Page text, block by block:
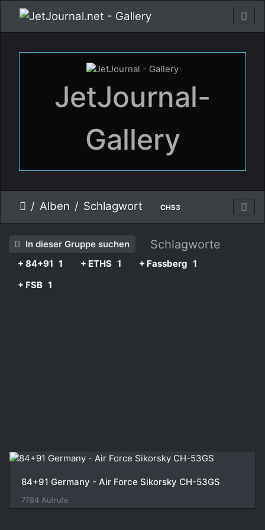
JetJournal-
Gallery
Alben Schlagwort CH53
In dieser Gruppe suchen Schlagworte
+ 84+91 1 + ETHS 1 + Fassberg 1
+ FSB 1
84+91 Germany - Air Force Sikorsky CH-53GS
7784 Aufrufe